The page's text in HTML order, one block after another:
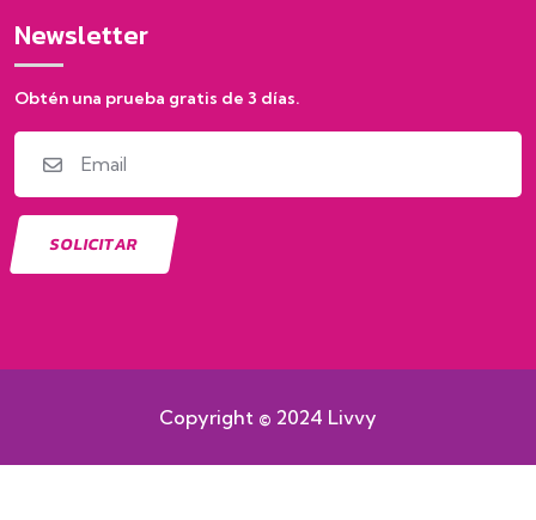
Newsletter
Obtén una prueba gratis de 3 días.
Copyright © 2024 Livvy